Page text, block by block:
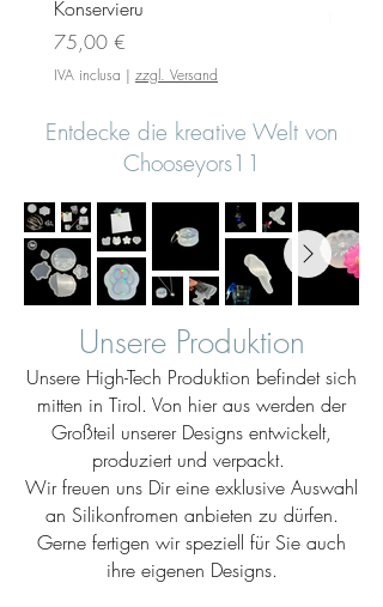
Konservieru
Prezzo
75,00 €
IVA inclusa | zzgl. Versand
Entdecke die kreative Welt von
Chooseyors11
Unsere Produktion
Unsere High-Tech Produktion befindet sich
mitten in Tirol. Von hier aus werden der
Großteil unserer Designs entwickelt,
produziert und verpackt.
Wir freuen uns Dir eine exklusive Auswahl
an Silikonfromen anbieten zu dürfen.
Gerne fertigen wir speziell für Sie auch
ihre eigenen Designs.